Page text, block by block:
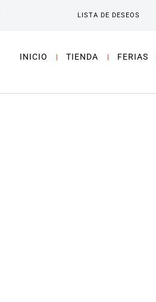
LISTA DE DESEOS
INICIO TIENDA FERIAS